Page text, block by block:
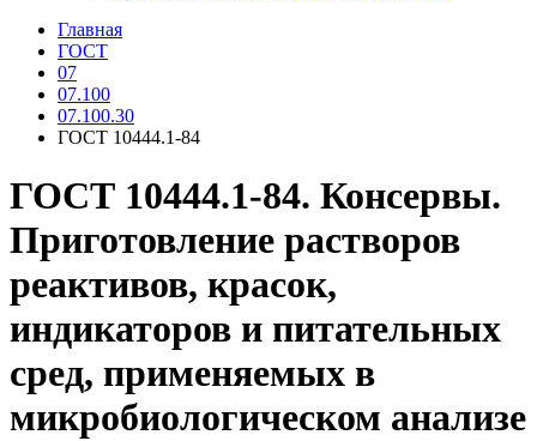
Главная
ГОСТ
07
07.100
07.100.30
ГОСТ 10444.1-84
ГОСТ 10444.1-84. Консервы.
Приготовление растворов
реактивов, красок,
индикаторов и питательных
сред, применяемых в
микробиологическом анализе